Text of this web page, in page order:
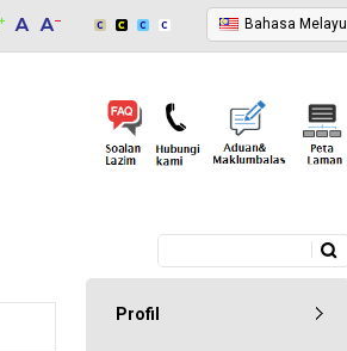
Bahasa Melayu
Borang carian
Profil